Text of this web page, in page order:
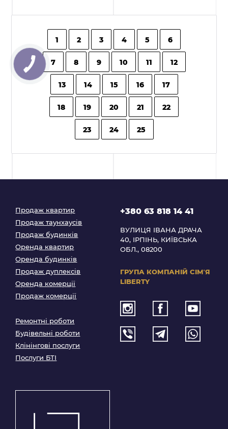
1 2 3 4 5 6
7 8 9 10 11 12
13 14 15 16 17
18 19 20 21 22
23 24 25
Продаж квартир
Продаж таунхаусів
Продаж будинків
Оренда квартир
Оренда будинків
Продаж дуплексів
Оренда комерції
Продаж комерції
Ремонтні роботи
Будівельні роботи
Клінінгові послуги
Послуги БТІ
+380 63 818 14 41
ВУЛИЦЯ ІВАНА ДРАЧА
40, ІРПІНЬ, КИЇВСЬКА
ОБЛ., 08200
ГРУПА КОМПАНІЙ СІМʼЯ
LIBERTY